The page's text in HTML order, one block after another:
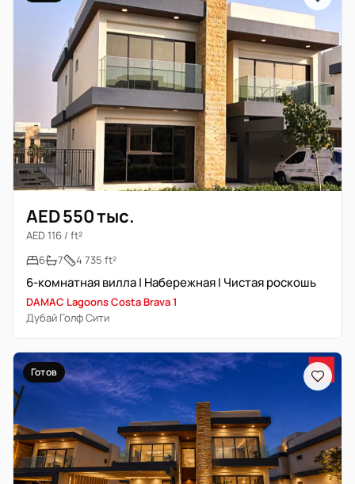
AED 550 тыс.
AED 116 / ft²
6
7 4 735 ft²
6-комнатная вилла | Набережная | Чистая роскошь
DAMAC Lagoons Costa Brava 1
Дубай Голф Сити
Готов